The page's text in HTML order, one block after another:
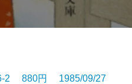
2 880円 1985/09/27